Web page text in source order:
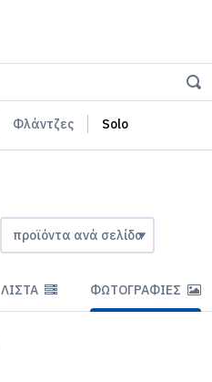
Φλάντζες Solo
ΛΊΣΤΑ ΦΩΤΟΓΡΑΦΊΕΣ